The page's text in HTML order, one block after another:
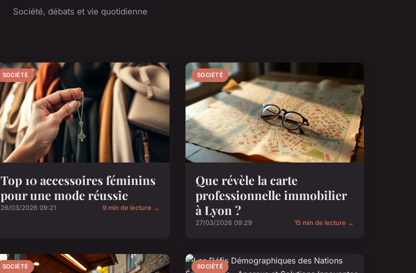
Société, débats et vie quotidienne
SOCIÉTÉ
Top 10 accessoires féminins
pour une mode réussie
26/03/2026 09:21 9 min de lecture →
SOCIÉTÉ
Que révèle la carte
professionnelle immobilier
à Lyon ?
27/03/2026 09:29 15 min de lecture →
SOCIÉTÉ SOCIÉTÉ